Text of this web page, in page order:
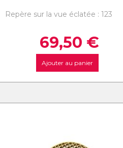
Repère sur la vue éclatée : 123
69,50 €
Ajouter au panier